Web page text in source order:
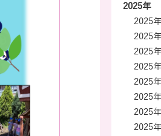
2025年
2025
2025
2025
2025
2025
2025
2025
2025